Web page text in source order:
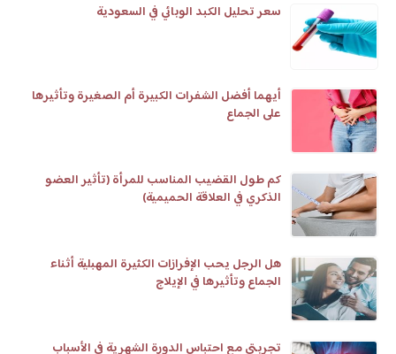
سعر تحليل الكبد الوبائي في السعودية
أيهما أفضل الشفرات الكبيرة أم الصغيرة وتأثيرها
على الجماع
كم طول القضيب المناسب للمرأة (تأثير العضو
الذكري في العلاقة الحميمية)
هل الرجل يحب الإفرازات الكثيرة المهبلية أثناء
الجماع وتأثيرها في الإيلاج
تجربتي مع احتباس الدورة الشهرية في الأسباب